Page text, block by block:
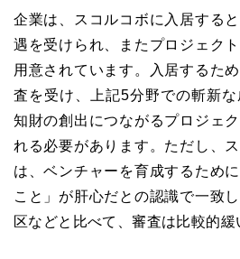
企業は、スコルコボに入居する
遇を受けられ、またプロジェク
用意されています。入居するた
査を受け、上記5分野での斬新
知財の創出につながるプロジェ
れる必要があります。ただし、
は、ベンチャーを育成するため
こと」が肝心だとの認識で一致
区などと比べて、審査は比較的緩